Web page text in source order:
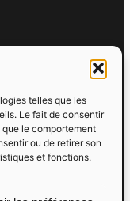
telles que les
Le fait de consentir
le comportement
ou de retirer son
et fonctions.